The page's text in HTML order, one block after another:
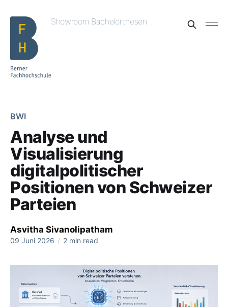
Showroom Bachelorthesen
BWI
Analyse und
Visualisierung
digitalpolitischer
Positionen von Schweizer
Parteien
Asvitha Sivanolipatham
09 Juni 2026 / 2 min read